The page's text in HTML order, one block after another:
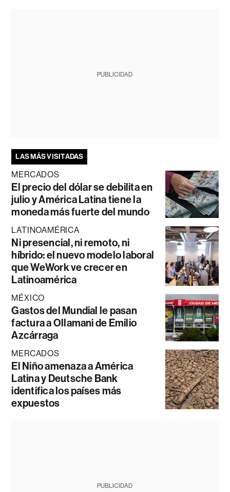
PUBLICIDAD
LAS MÁS VISITADAS
MERCADOS
El precio del dólar se debilita en
julio y América Latina tiene la
moneda más fuerte del mundo
LATINOAMÉRICA
Ni presencial, ni remoto, ni
híbrido: el nuevo modelo laboral
que WeWork ve crecer en
Latinoamérica
MÉXICO
Gastos del Mundial le pasan
factura a Ollamani de Emilio
Azcárraga
MERCADOS
El Niño amenaza a América
Latina y Deutsche Bank
identifica los países más
expuestos
PUBLICIDAD